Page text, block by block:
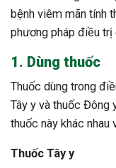
bệnh viêm mãn tính
phương pháp điều trị
1. Dùng thuốc
Thuốc dùng trong
Tây y và thuốc Đông
thuốc này khác
Thuốc Tây y